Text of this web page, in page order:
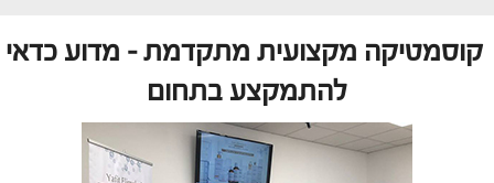
קוסמטיקה מקצועית מתקדמת – מדוע כדאי
להתמקצע בתחום